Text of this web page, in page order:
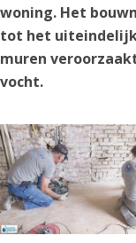
woning. Het
tot het
muren
vocht.